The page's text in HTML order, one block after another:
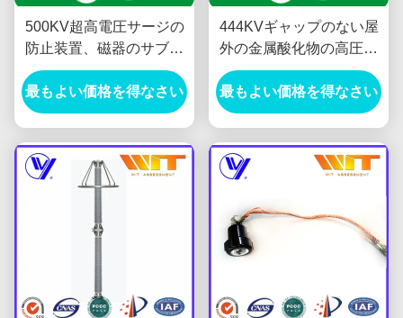
500KV超高電圧サージの
防止装置、磁器のサブス
テーションのタイプ酸化
亜鉛の避雷器
最もよい価格を得なさい
444KVギャップのない屋
外の金属酸化物の高圧サ
ージの防止装置のクラス
A
最もよい価格を得なさい